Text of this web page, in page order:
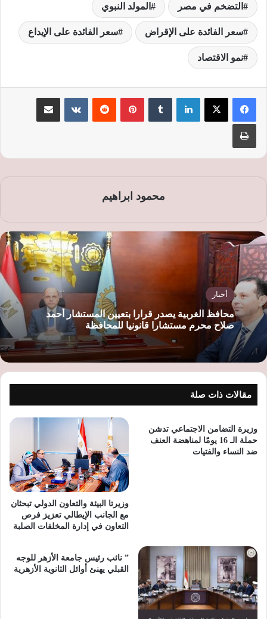
التضخم في مصر المولد النبوي
سعر الفائدة على الإقراض سعر الفائدة على الإيداع
نمو الاقتصاد
لينكدإن بينتيريست
محمود ابراهيم
أخبار
محافظ الغربية يصدر قرارا بتعيين المستشار أحمد
صلاح محرم مستشارا قانونيا للمحافظة
مقالات ذات صلة
وزيرة التضامن الاجتماعي تدشن
حملة الـ 16 يومًا لمناهضة العنف
ضد النساء والفتيات
وزيرتا البيئة والتعاون الدولي تبحثان
مع الجانب الإيطالي تعزيز فرص
التعاون في إدارة المخلفات الصلبة
” نائب رئيس جامعة الأزهر للوجه
القبلي يهنئ أوائل الثانوية الأزهرية